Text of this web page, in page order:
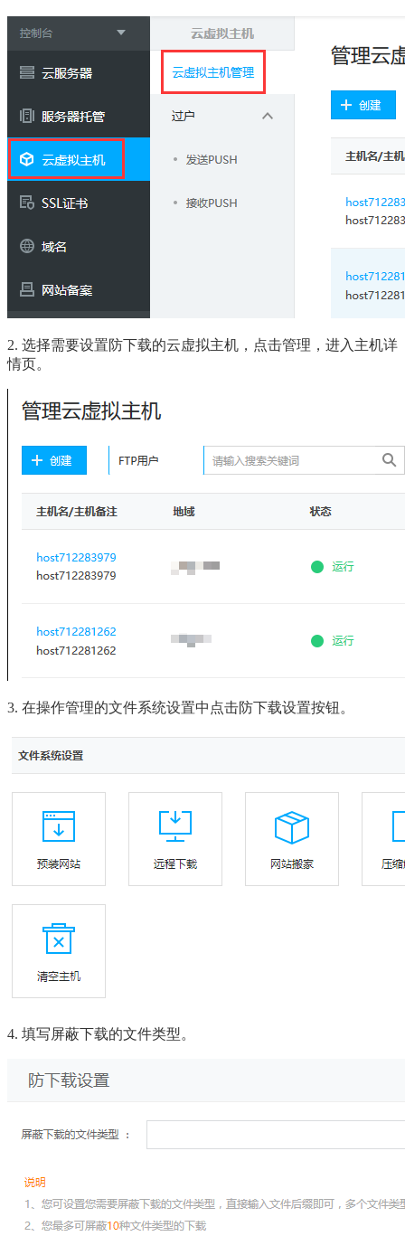
2. 选择需要设置防下载的云虚拟主机，点击管理，进入主机详
情页。
3. 在操作管理的文件系统设置中点击防下载设置按钮。
4. 填写屏蔽下载的文件类型。